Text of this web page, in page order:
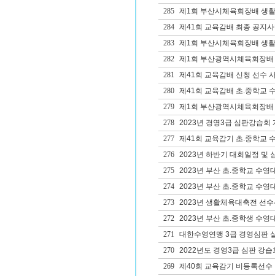
285
제1회 부산시체육회장배 생
284
제41회 교육감배 최종 공지
283
제1회 부산시체육회장배 생
282
제1회 부산광역시체육회장
281
제41회 교육감배 신청 선수
280
제41회 교육감배 초.중학교
279
제1회 부산광역시체육회장
278
2023년 경영3급 심판강습회
277
제41회 교육감기 초.중학교
276
2023년 하반기 대회일정 및
275
2023년 부산 초.중학교 수영
274
2023년 부산 초.중학교 수영
273
2023년 생활체육대축전 선
272
2023년 부산 초.중학생 수영
271
대한수영연맹 3급 경영심판
270
2022년도 경영3급 심판 강습
269
제40회 교육감기 비등록선수